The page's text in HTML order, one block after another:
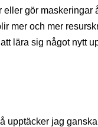
gör
mer och mer
lära sig något nytt
upptäcker jag